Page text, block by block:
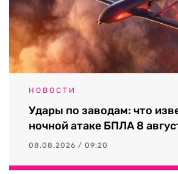
НОВОСТИ
Удары по заводам: что
ночной атаке БПЛА 8
08.08.2026 / 09:20